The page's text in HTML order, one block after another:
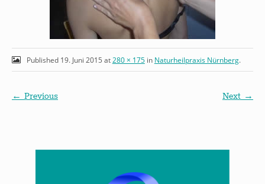
Published 19. Juni 2015 at280 × 175in Naturheilpraxis Nürnberg.
← Previous Next →